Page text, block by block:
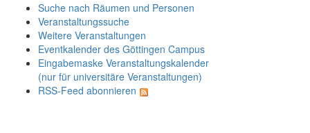
Suche nach Räumen und Personen
Veranstaltungssuche
Weitere Veranstaltungen
Eventkalender des Göttingen Campus
Eingabemaske Veranstaltungskalender
(nur für universitäre Veranstaltungen)
RSS-Feed abonnieren